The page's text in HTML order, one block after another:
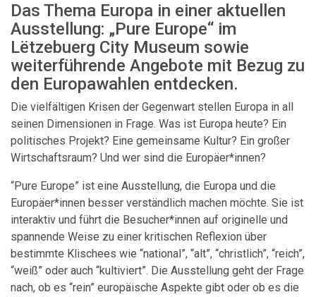
Das Thema Europa in einer aktuellen
Ausstellung: „Pure Europe“ im
Lëtzebuerg City Museum sowie
weiterführende Angebote mit Bezug zu
den Europawahlen entdecken.
Die vielfältigen Krisen der Gegenwart stellen Europa in all
seinen Dimensionen in Frage. Was ist Europa heute? Ein
politisches Projekt? Eine gemeinsame Kultur? Ein großer
Wirtschaftsraum? Und wer sind die Europäer*innen?
“Pure Europe” ist eine Ausstellung, die Europa und die
Europäer*innen besser verständlich machen möchte. Sie ist
interaktiv und führt die Besucher*innen auf originelle und
spannende Weise zu einer kritischen Reflexion über
bestimmte Klischees wie “national”, “alt”, “christlich”, “reich”,
“weiß” oder auch “kultiviert”. Die Ausstellung geht der Frage
nach, ob es “rein” europäische Aspekte gibt oder ob es die